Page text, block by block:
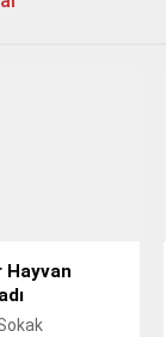
Hayvan